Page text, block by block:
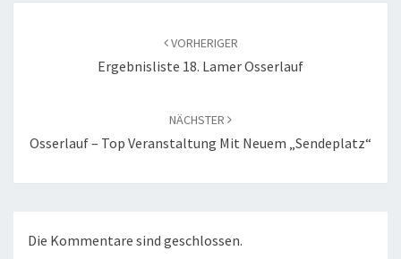
VORHERIGER
Ergebnisliste 18. Lamer Osserlauf
NÄCHSTER
Osserlauf – Top Veranstaltung Mit Neuem „Sendeplatz“
Die Kommentare sind geschlossen.